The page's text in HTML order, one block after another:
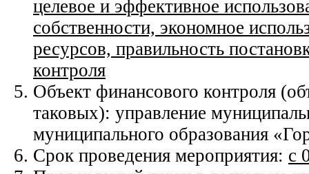
целевое и эффективное
собственности, экономное
ресурсов, правильность
контроля
Объект финансового контроля
таковых): управление
муниципального образования
Срок проведения мероприятия: с